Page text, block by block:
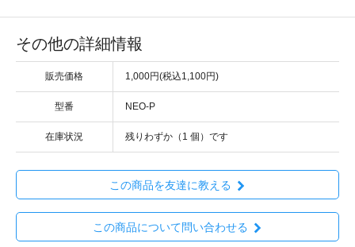
その他の詳細情報
販売価格 1,000円(税込1,100円)
型番 NEO-P
在庫状況 残りわずか（1 個）です
この商品を友達に教える
この商品について問い合わせる